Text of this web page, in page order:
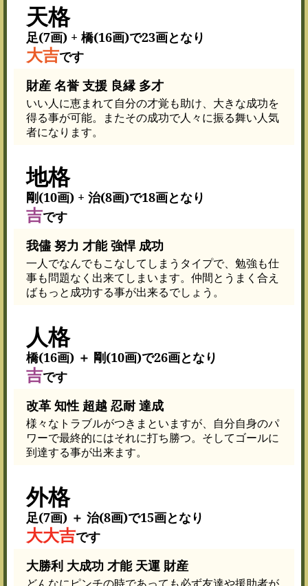
天格
足(7画) + 橋(16画)で23画となり
大吉です
財産 名誉 支援 良縁 多才
いい人に恵まれて自分の才覚も助け、大きな成功を
得る事が可能。またその成功で人々に振る舞い人気
者になります。
地格
剛(10画) + 治(8画)で18画となり
吉です
我儘 努力 才能 強悍 成功
一人でなんでもこなしてしまうタイプで、勉強も仕
事も問題なく出来てしまいます。仲間とうまく合え
ばもっと成功する事が出来るでしょう。
人格
橋(16画) ＋ 剛(10画)で26画となり
吉です
改革 知性 超越 忍耐 達成
様々なトラブルがつきまといますが、自分自身のパ
ワーで最終的にはそれに打ち勝つ。そしてゴールに
到達する事が出来ます。
外格
足(7画) ＋ 治(8画)で15画となり
大大吉です
大勝利 大成功 才能 天運 財産